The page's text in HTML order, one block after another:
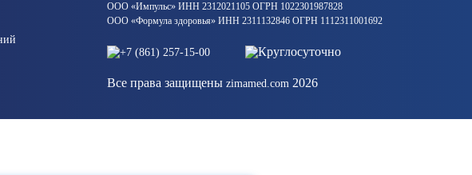
ООО «Импульс» ИНН 2312021105 ОГРН 1022301987828
ООО «Формула здоровья» ИНН 2311132846 ОГРН 1112311001692
+7 (861) 257-15-00 Круглосуточно
Все права защищены zimamed.com 2026